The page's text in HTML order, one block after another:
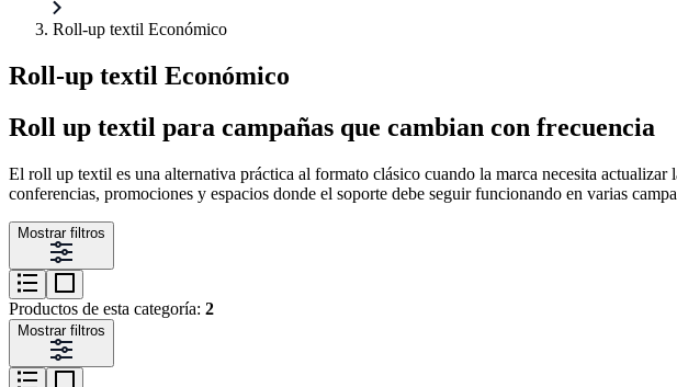
Roll-up textil Económico
Roll-up textil Económico
Roll up textil para campañas que cambian con frecuencia
El roll up textil es una alternativa práctica al formato clásico cuando la marca necesita
conferencias, promociones y espacios donde el soporte debe seguir funcionando en varias
Mostrar filtros
Productos de esta categoría: 2
Mostrar filtros